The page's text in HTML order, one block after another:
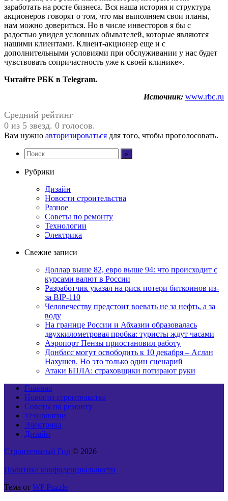
заработать на росте бизнеса. Вся наша история и структура
акционеров говорят о том, что мы выполняем свои планы,
нам можно довериться. Но в числе инвесторов я бы с
радостью увидел условных обывателей, которые являются
нашими клиентами. Клиент-акционер еще и с
дополнительными условиями при обслуживании у нас будет
чувствовать сопричастность уже к своей клинике».
Читайте РБК в Telegram.
Источник: www.rbc.ru
Средний рейтинг
0 из 5 звезд. 0 голосов.
Вам нужно авторизироваться для того, чтобы проголосовать.
Рубрики
Дизайн
Новости строительства
Разное
Советы по ремонту
Технологии
Электрика
Свежие записи
Доллар выше 82, евро выше 94: что происходит с
курсами валют в России
Разработчик указал на риск потери биткоинов из-
за BIP-110
Человечеству предстоит воевать не за нефть, а за
воду
На границе России и Абхазии образовалась
двухкилометровая пробка: туристы ждут часами
Аэропорт Пензы приостановил работу
Донбасс могут освободить к 10 декабря – Аслан
Нахушев. Но это только один сценарий
Атаки БПЛА: страховщики потирают руки
Главная
Новости строительства
Советы по ремонту
Технологии
Электрика
Дизайн
Строительный Гид © 2026
Политика конфиденциальности
Тема от WP Puzzle